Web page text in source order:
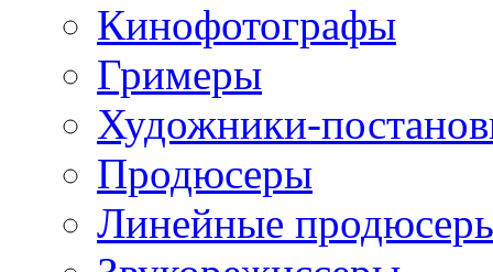
Кинофотографы
Гримеры
Художники-
Продюсеры
Линейные